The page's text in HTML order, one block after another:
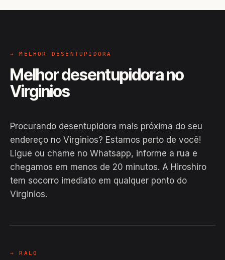
→ MELHOR DESENTUPIDORA
Melhor desentupidora no
Virginios
Procurando desentupidora mais próxima do seu
endereço no Virginios? Estamos perto de você!
Ligue ou chame no Whatsapp, informe a rua e
chegamos em menos de 20 minutos. A Hiroshiro
tem socorro imediato em qualquer ponto do
Virginios.
EM CAMPO
→ RALO